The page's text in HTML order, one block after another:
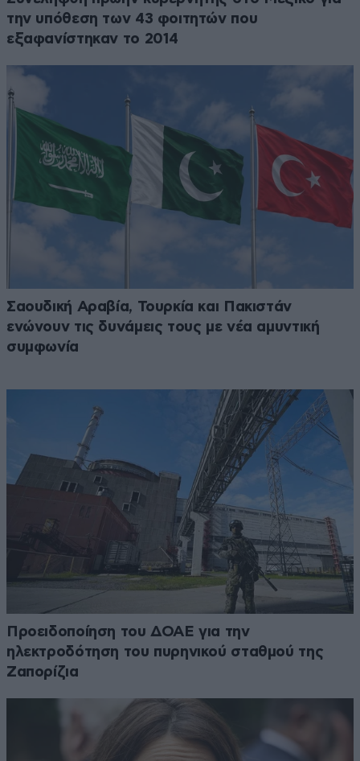
την υπόθεση των 43 φοιτητών που
εξαφανίστηκαν το 2014
Σαουδική Αραβία, Τουρκία και Πακιστάν
ενώνουν τις δυνάμεις τους με νέα αμυντική
συμφωνία
Προειδοποίηση του ΔΟΑΕ για την
ηλεκτροδότηση του πυρηνικού σταθμού της
Ζαπορίζια